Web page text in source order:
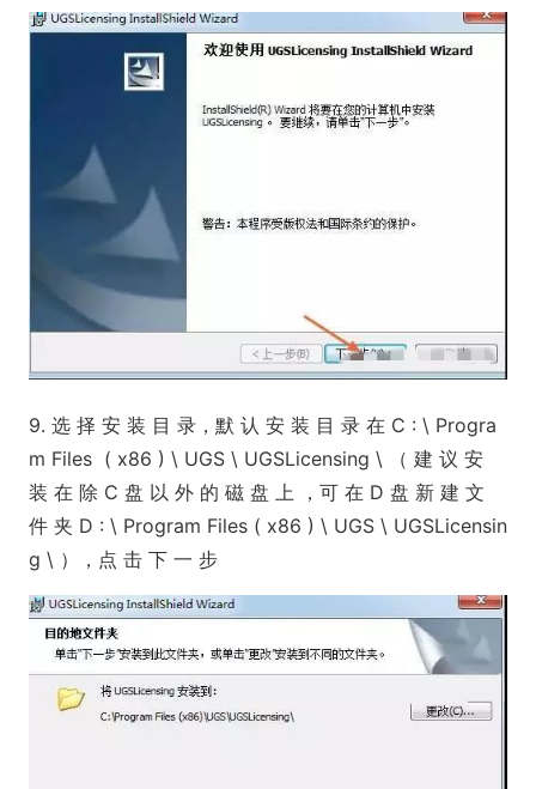
9. 选 择 安 装 目 录，默 认 安 装 目 录 在 C : \ Progra
m Files ( x86 ) \ UGS \ UGSLicensing \ （ 建 议 安
装 在 除 C 盘 以 外 的 磁 盘 上 ，可 在 D 盘 新 建 文
件 夹 D : \ Program Files ( x86 ) \ UGS \ UGSLicensin
g \ ），点 击 下 一 步